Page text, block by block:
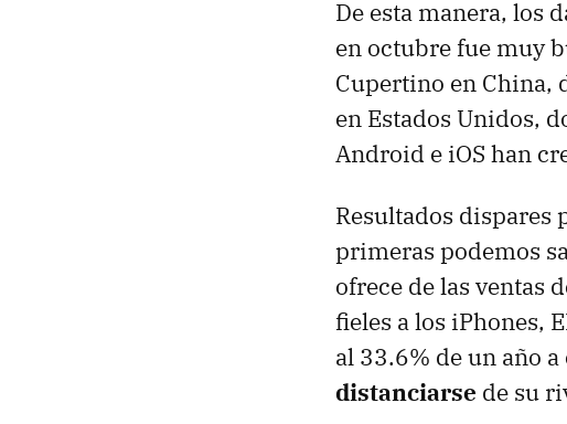
De esta manera, los
en octubre fue muy
Cupertino en China,
en Estados Unidos,
Android e iOS han
Resultados dispares
primeras podemos
ofrece de las ventas
fieles a los iPhones,
al 33.6% de un año
distanciarse de su